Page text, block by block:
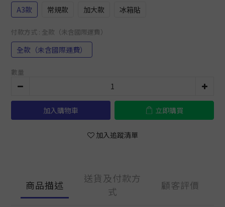
A3款 常規款 加大款 冰箱貼
付款方式 : 全款（未含國際運費）
全款（未含國際運費）
數量
加入購物車 立即購買
加入追蹤清單
商品描述
送貨及付款方
式
顧客評價